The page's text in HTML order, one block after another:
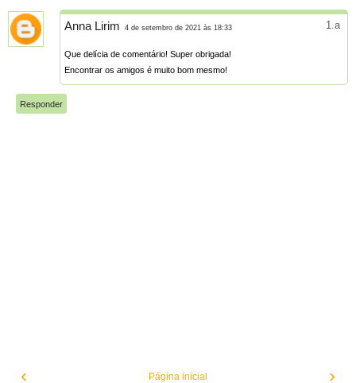
Anna Lirim 4 de setembro de 2021 às 18:33
Que delícia de comentário! Super obrigada!
Encontrar os amigos é muito bom mesmo!
Responder
‹ ›
Página inicial